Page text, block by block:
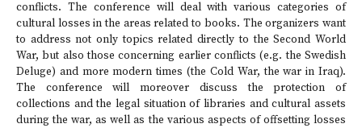
conflicts. The conference will deal with various categories of
cultural losses in the areas related to books. The organizers want
to address not only topics related directly to the Second World
War, but also those concerning earlier conflicts (e.g. the Swedish
Deluge) and more modern times (the Cold War, the war in Iraq).
The conference will moreover discuss the protection of
collections and the legal situation of libraries and cultural assets
during the war, as well as the various aspects of offsetting losses